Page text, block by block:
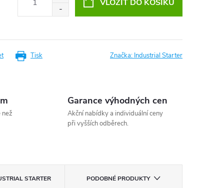
VLOŽIT DO KOŠÍKU
Tisk Značka: Industrial Starter
než
Garance výhodných cen
Akční nabídky a individuální ceny
při vyšších odběrech.
STARTER PODOBNÉ PRODUKTY